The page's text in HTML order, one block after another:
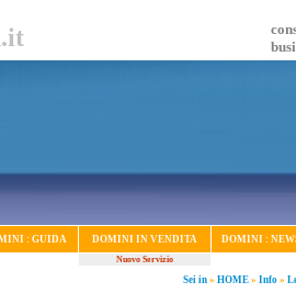
.it
: GUIDA DOMINI IN VENDITA DOMINI :
Nuovo Servizio
Sei in » HOME » Info »